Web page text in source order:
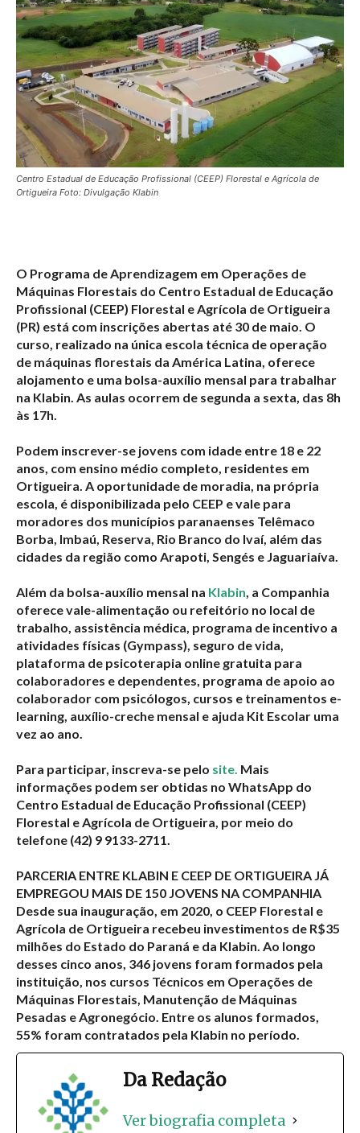
Centro Estadual de Educação Profissional (CEEP) Florestal e Agrícola de
Ortigueira Foto: Divulgação Klabin
O Programa de Aprendizagem em Operações de
Máquinas Florestais do Centro Estadual de Educação
Profissional (CEEP) Florestal e Agrícola de Ortigueira
(PR) está com inscrições abertas até 30 de maio. O
curso, realizado na única escola técnica de operação
de máquinas florestais da América Latina, oferece
alojamento e uma bolsa-auxílio mensal para trabalhar
na Klabin. As aulas ocorrem de segunda a sexta, das 8h
às 17h.
Podem inscrever-se jovens com idade entre 18 e 22
anos, com ensino médio completo, residentes em
Ortigueira. A oportunidade de moradia, na própria
escola, é disponibilizada pelo CEEP e vale para
moradores dos municípios paranaenses Telêmaco
Borba, Imbaú, Reserva, Rio Branco do Ivaí, além das
cidades da região como Arapoti, Sengés e Jaguariaíva.
Além da bolsa-auxílio mensal na Klabin, a Companhia
oferece vale-alimentação ou refeitório no local de
trabalho, assistência médica, programa de incentivo a
atividades físicas (Gympass), seguro de vida,
plataforma de psicoterapia online gratuita para
colaboradores e dependentes, programa de apoio ao
colaborador com psicólogos, cursos e treinamentos e-
learning, auxílio-creche mensal e ajuda Kit Escolar uma
vez ao ano.
Para participar, inscreva-se pelo site. Mais
informações podem ser obtidas no WhatsApp do
Centro Estadual de Educação Profissional (CEEP)
Florestal e Agrícola de Ortigueira, por meio do
telefone (42) 9 9133-2711.
PARCERIA ENTRE KLABIN E CEEP DE ORTIGUEIRA JÁ
EMPREGOU MAIS DE 150 JOVENS NA COMPANHIA
Desde sua inauguração, em 2020, o CEEP Florestal e
Agrícola de Ortigueira recebeu investimentos de R$35
milhões do Estado do Paraná e da Klabin. Ao longo
desses cinco anos, 346 jovens foram formados pela
instituição, nos cursos Técnicos em Operações de
Máquinas Florestais, Manutenção de Máquinas
Pesadas e Agronegócio. Entre os alunos formados,
55% foram contratados pela Klabin no período.
Da Redação
Ver biografia completa